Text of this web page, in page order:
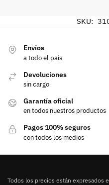
SKU:
Envíos
a todo el país
Devoluciones
sin cargo
Garantía oficial
en todos nuestros productos
Pagos 100% seguros
con todos los medios
Todos los precios están expresados